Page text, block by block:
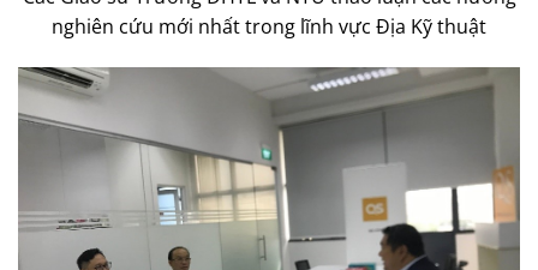
nghiên cứu mới nhất trong lĩnh vực Địa Kỹ thuật